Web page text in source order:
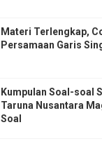
Materi Terlengkap,
Persamaan Garis
Kumpulan Soal-soal
Taruna Nusantara
Soal